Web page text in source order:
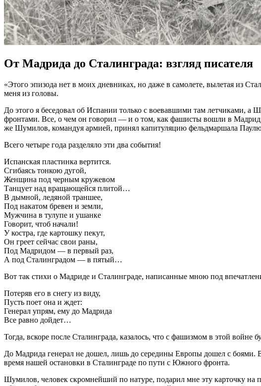
От Мадрида до Сталинграда: взгляд писателя
«Этого эпизода нет в моих дневниках, но даже в самолете, вылетая из
меня из головы.
До этого я беседовал об Испании только с воевавшими там летчиками,
фронтами. Все, о чем он говорил — и о том, как фашисты вошли в Мадрид,
же Шумилов, командуя армией, принял капитуляцию фельдмаршала
Всего четыре года разделяло эти два события!
Испанская пластинка вертится.
Сгибаясь тонкою дугой,
Женщина под черным кружевом
Танцует над вращающейся плитой…
В дымной, ледяной траншее,
Под накатом бревен и земли,
Мужчина в тулупе и ушанке
Говорит, чтоб начали!
У костра, где картошку пекут,
Он греет сейчас свои раны,
Под Мадридом — в первый раз,
А под Сталинградом — в пятый…
Вот так стихи о Мадриде и Сталинграде, написанные мною под
Потеряв его в снегу из виду,
Пусть поет она и ждет:
Генерал упрям, ему до Мадрида
Все равно дойдет…
Тогда, вскоре после Сталинграда, казалось, что с фашизмом в этой войне
До Мадрида генерал не дошел, лишь до середины Европы дошел с
время нашей остановки в Сталинграде по пути с Южного фронта.
Шумилов, человек скромнейший по натуре, подарил мне эту карточку на